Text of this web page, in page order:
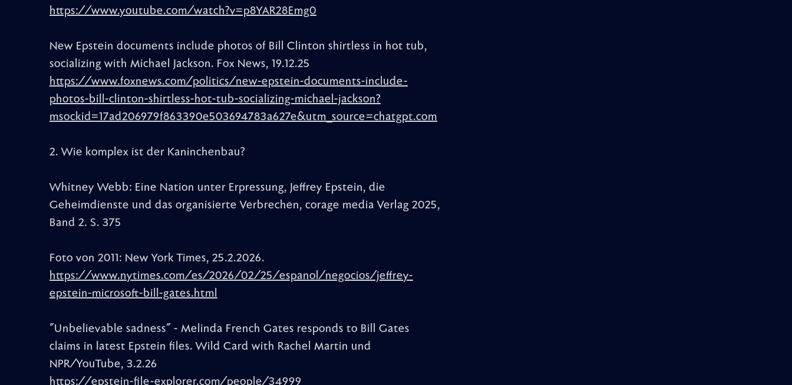
https://www.youtube.com/watch?v=p8YAR28Emg0
New Epstein documents include photos of Bill Clinton shirtless in hot tub,
socializing with Michael Jackson. Fox News, 19.12.25
https://www.foxnews.com/politics/new-epstein-documents-include-
photos-bill-clinton-shirtless-hot-tub-socializing-michael-jackson?
msockid=17ad206979f863390e503694783a627e&utm_source=chatgpt.com
2. Wie komplex ist der Kaninchenbau?
Whitney Webb: Eine Nation unter Erpressung, Jeffrey Epstein, die
Geheimdienste und das organisierte Verbrechen, corage media Verlag 2025,
Band 2. S. 375
Foto von 2011: New York Times, 25.2.2026.
https://www.nytimes.com/es/2026/02/25/espanol/negocios/jeffrey-
epstein-microsoft-bill-gates.html
"Unbelievable sadness" - Melinda French Gates responds to Bill Gates
claims in latest Epstein files. Wild Card with Rachel Martin und
NPR/YouTube, 3.2.26
https://epstein-file-explorer.com/people/34999